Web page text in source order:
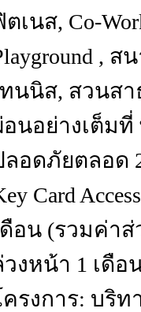
เนส, Co-
,
ทนนิส, สวนส
อนอย่างเต็ม
อดภัยตลอด
Card
ดือน (รวมค่า
วงหน้า 1 เดือ
รงการ: บริ